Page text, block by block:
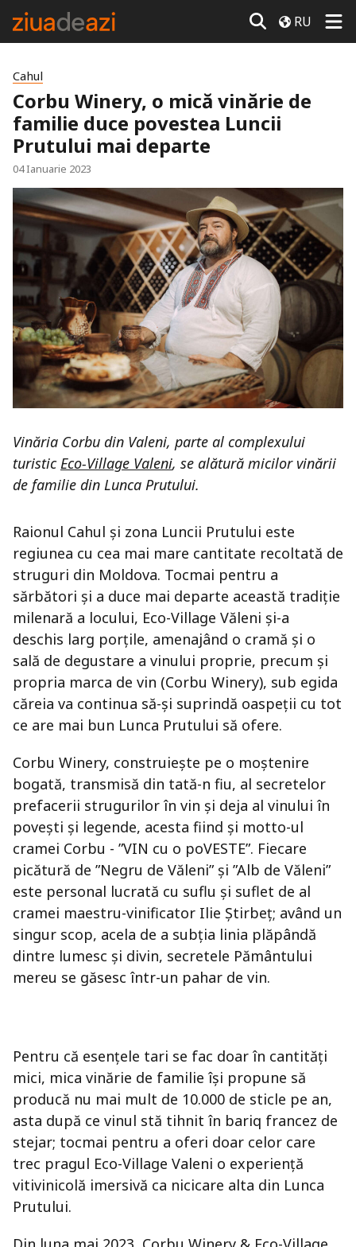
RU
Cahul
Corbu Winery, o mică vinărie de
familie duce povestea Luncii
Prutului mai departe
04 Ianuarie 2023
Vinăria Corbu din Valeni, parte al complexului
turisticEco-Village Valeni, se alătură micilor vinării
de familie din Lunca Prutului.
Raionul Cahul și zona Luncii Prutului este
regiunea cu cea mai mare cantitate recoltată de
struguri din Moldova. Tocmai pentru a
sărbători și a duce mai departe această tradiție
milenară a locului, Eco-Village Văleni și-a
deschis larg porțile, amenajând o cramă și o
sală de degustare a vinului proprie, precum și
propria marca de vin (Corbu Winery), sub egida
căreia va continua să-și suprindă oaspeții cu tot
ce are mai bun Lunca Prutului să ofere.
Corbu Winery, construiește pe o moștenire
bogată, transmisă din tată-n fiu, al secretelor
prefacerii strugurilor în vin și deja al vinului în
povești și legende, acesta fiind și motto-ul
cramei Corbu - ”VIN cu o poVESTE”. Fiecare
picătură de ”Negru de Văleni” și ”Alb de Văleni”
este personal lucrată cu suflu și suflet de al
cramei maestru-vinificator Ilie Știrbeț; având un
singur scop, acela de a subția linia plăpândă
dintre lumesc și divin, secretele Pământului
mereu se găsesc într-un pahar de vin.
Pentru că esențele tari se fac doar în cantități
mici, mica vinărie de familie își propune să
producă nu mai mult de 10.000 de sticle pe an,
asta după ce vinul stă tihnit în bariq francez de
stejar; tocmai pentru a oferi doar celor care
trec pragul Eco-Village Valeni o experiență
vitivinicolă imersivă ca nicicare alta din Lunca
Prutului.